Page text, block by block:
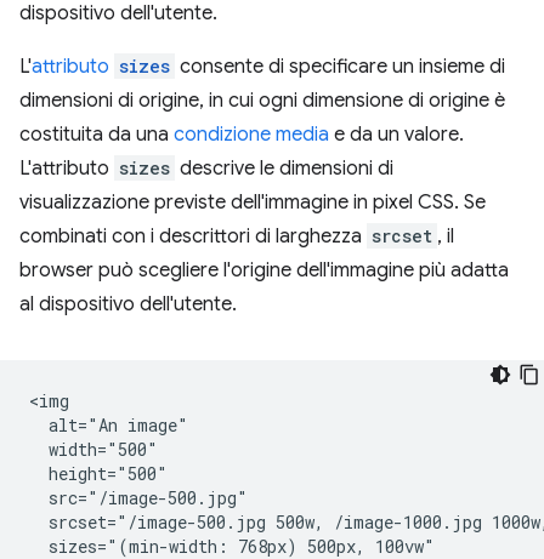
dispositivo dell'utente.
L'attributo sizes consente di specificare un insieme di
dimensioni di origine, in cui ogni dimensione di origine è
costituita da una condizione media e da un valore.
L'attributo sizes descrive le dimensioni di
visualizzazione previste dell'immagine in pixel CSS. Se
combinati con i descrittori di larghezza srcset , il
browser può scegliere l'origine dell'immagine più adatta
al dispositivo dell'utente.
<img
  alt="An image"
  width="500"
  height="500"
  src="/image-500.jpg"
srcset="/image-500.jpg 500w, /image-1000.jpg
  sizes="(min-width: 768px) 500px, 100vw"